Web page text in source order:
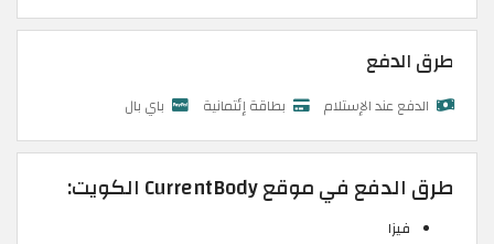
طرق الدفع
الدفع عند الإستلام بطاقة إئتمانية باي بال
طرق الدفع في موقع CurrentBody الكويت:
فيزا